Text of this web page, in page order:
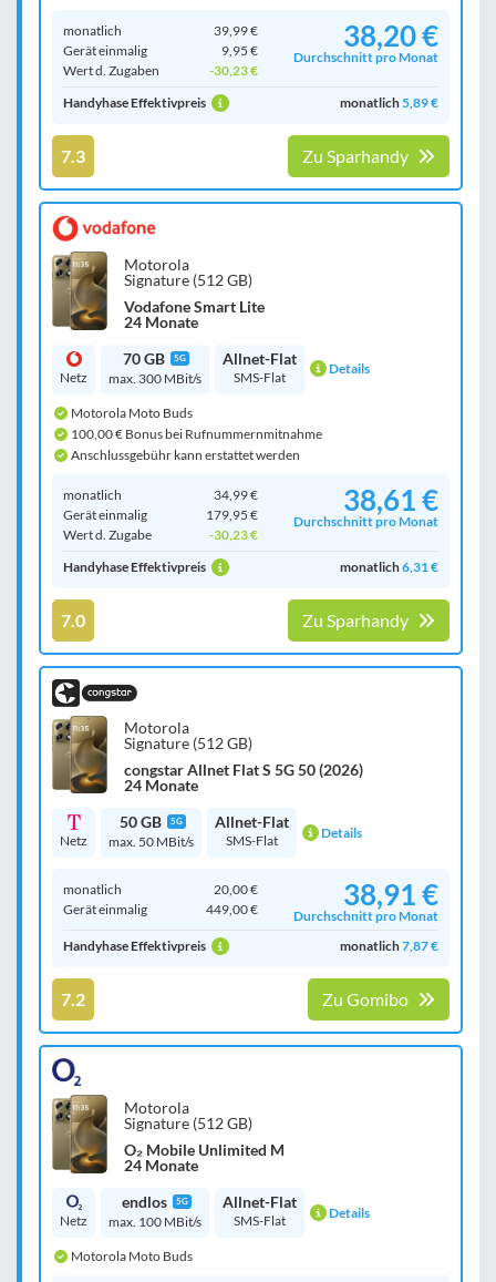
monatlich
39,99 €
Gerät einmalig
9,95 €
Wert d. Zugaben
-30,23 €
38,20 €
Durchschnitt pro Monat
Handyhase Effektivpreis monatlich5,89 €
7.3 Zu Sparhandy
Motorola
Signature (512 GB)
Vodafone Smart Lite
24 Monate
Netz
70 GB 5G
max. 300 MBit/s
Allnet-Flat
SMS-Flat Details
Motorola Moto Buds
100,00 € Bonus bei Rufnummernmitnahme
Anschlussgebühr kann erstattet werden
monatlich
34,99 €
Gerät einmalig
179,95 €
Wert d. Zugabe
-30,23 €
38,61 €
Durchschnitt pro Monat
Handyhase Effektivpreis monatlich6,31 €
7.0 Zu Sparhandy
Motorola
Signature (512 GB)
congstar Allnet Flat S 5G 50 (2026)
24 Monate
Netz
50 GB 5G
max. 50 MBit/s
Allnet-Flat
SMS-Flat Details
monatlich
20,00 €
Gerät einmalig
449,00 € 38,91 €
Durchschnitt pro Monat
Handyhase Effektivpreis
monatlich7,87 €
7.2 Zu Gomibo
Motorola
Signature (512 GB)
O₂ Mobile Unlimited M
24 Monate
Netz
endlos 5G
max. 100 MBit/s
Allnet-Flat
SMS-Flat Details
Motorola Moto Buds